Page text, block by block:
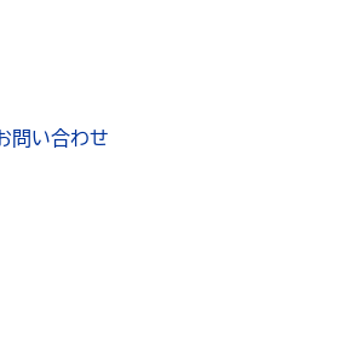
問い合わせ